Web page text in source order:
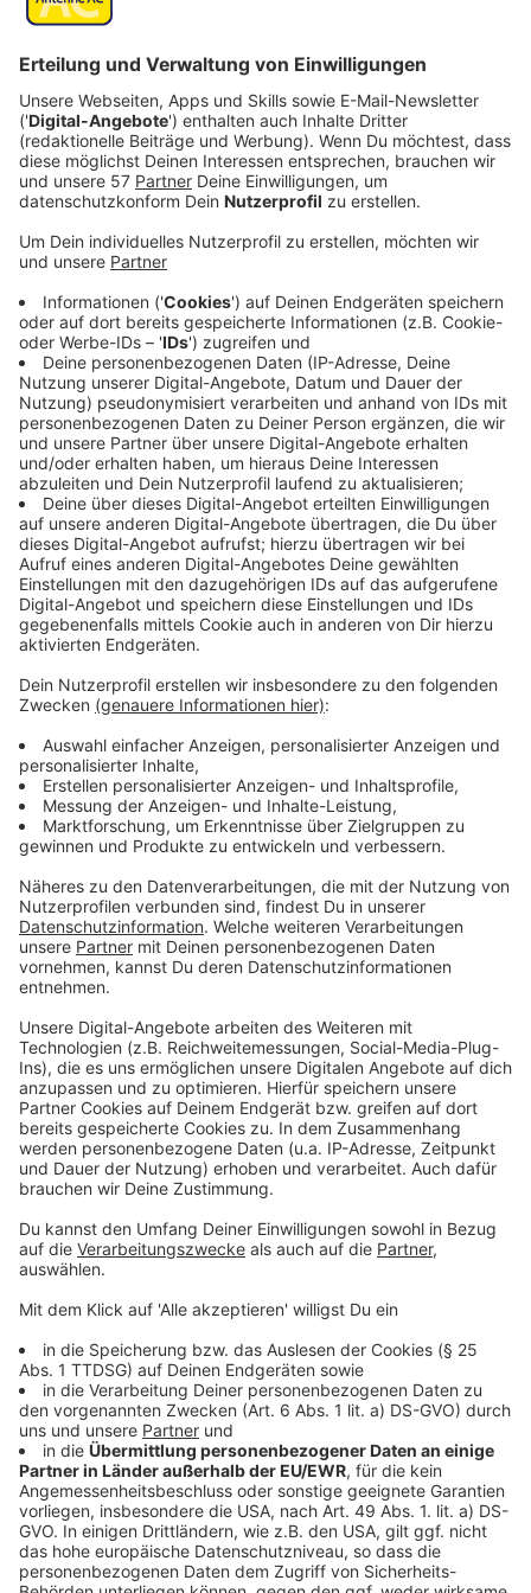
Anzeige
Da seine geheime Spionagetätigkeit für die
Sowjetunion aufzufliegen droht, möchte er sich im
Rahmen einer Verhandlung in Bonn als Überläufer der
US-Botschaft anbieten.
Stasi-Agentin (Svenja Jung) und eines CIA-Anfängers
(Parker Sawyers) will er den russischen Geheimdienst
überlisten und dafür sorgen, dass seine Familie nicht in
Gefahr gerät...
Streaming-Dienst: Warner TV
Anzeige
Wir benötigen Ihre
Zustimmung, um den YouTube
Video-Service zu laden!
Wir verwenden einen Service eines
einzubetten. Dieser Service kann
Daten zu Ihren Aktivitäten
sammeln. Bitte lesen Sie die
Details durch und stimmen Sie der
Video anzusehen.
Mehr Informationen
powered byUsercentrics Consent
Management Platform
Victor spielt mit dem Feuer und dem Leben seiner
Familie. Wird ihm der Überlauf in die Staaten gelingen?
Anzeige
© Copyright: Warner TV
Victor verfügt über viele geheime Informationen über
beide Seiten.
Anzeige
Victor muss unerkannt bleiben. Kann ihm die Flucht
gelingen?
Anzeige